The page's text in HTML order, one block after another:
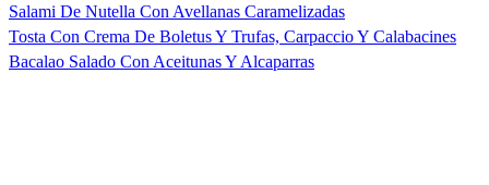
Salami De Nutella Con Avellanas Caramelizadas
Tosta Con Crema De Boletus Y Trufas, Carpaccio Y Calabacines
Bacalao Salado Con Aceitunas Y Alcaparras